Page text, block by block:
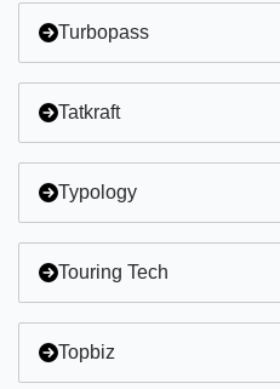
Turbopass
Tatkraft
Typology
Touring Tech
Topbiz